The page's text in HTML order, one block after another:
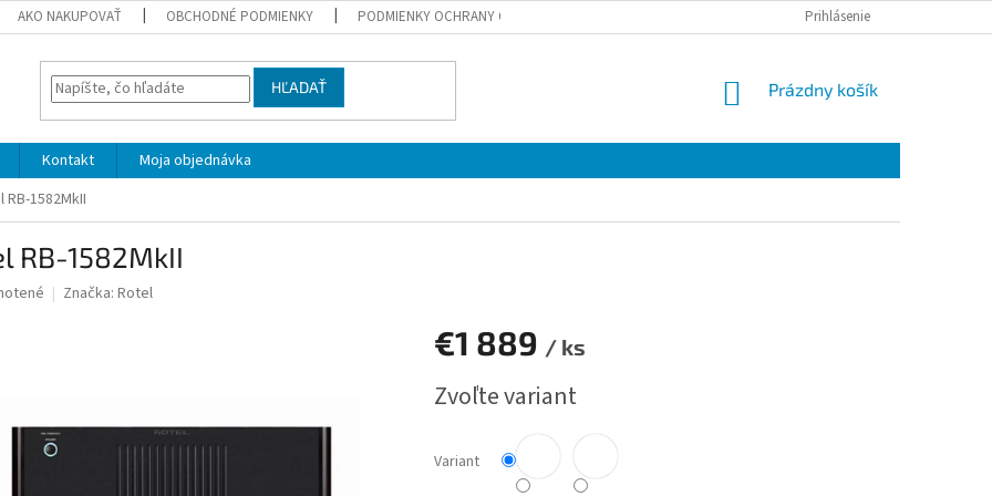
AKO NAKUPOVAŤ OBCHODNÉ PODMIENKY PODMIENKY OCHRANY OSOBNÝCH ÚDAJOV Prihlásenie
HĽADAŤ
NÁKUPNÝ
Prázdny košík
Kontakt
Moja objednávka
RB-1582MkII
RB-1582MkII
Značka: Rotel
€1 889 / ks
cena:
Zvoľte variant
Variant